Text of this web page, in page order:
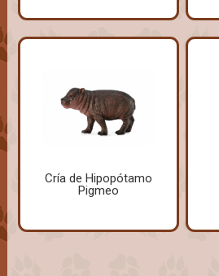
Cría de Hipopótamo
Pigmeo